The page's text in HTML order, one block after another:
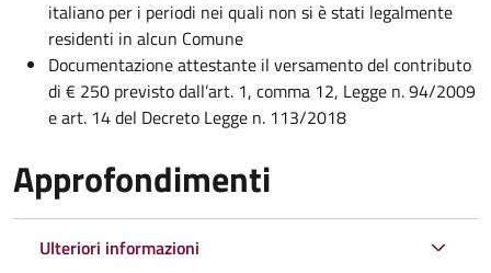
italiano per i periodi nei quali non si è stati legalmente
residenti in alcun Comune
Documentazione attestante il versamento del contributo
di € 250 previsto dall’art. 1, comma 12, Legge n. 94/2009
e art. 14 del Decreto Legge n. 113/2018
Approfondimenti
Ulteriori informazioni